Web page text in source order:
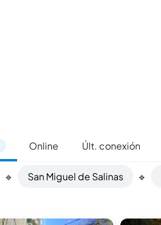
Online Últ. conexión
🔹 San Miguel de Salinas 🔹